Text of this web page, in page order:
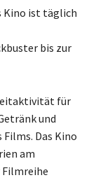
Kino ist täglich
bis zur
für
und
Das Kino
am